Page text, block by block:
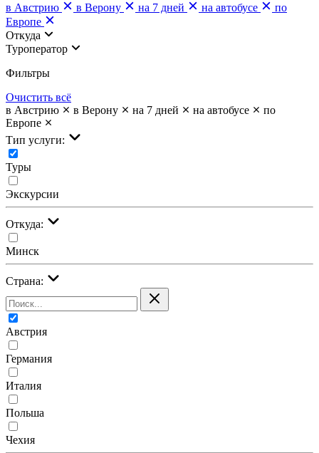
в Австрию
в Верону на 7 дней на автобусе
по
Европе
Откуда
Туроператор
Фильтры
Очистить всё
в Австрию
в Верону на 7 дней на автобусе
по
Европе
Тип услуги:
Туры
Экскурсии
Откуда:
Минск
Страна:
Австрия
Германия
Италия
Польша
Чехия